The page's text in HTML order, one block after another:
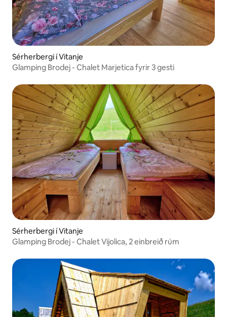
Sérherbergi í Vitanje
Glamping Brodej - Chalet Marjetica fyrir 3 gesti
Sérherbergi í Vitanje
Glamping Brodej - Chalet Vijolica, 2 einbreið rúm